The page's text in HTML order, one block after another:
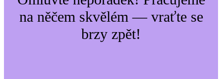
na něčem skvělém — vraťte se
brzy zpět!